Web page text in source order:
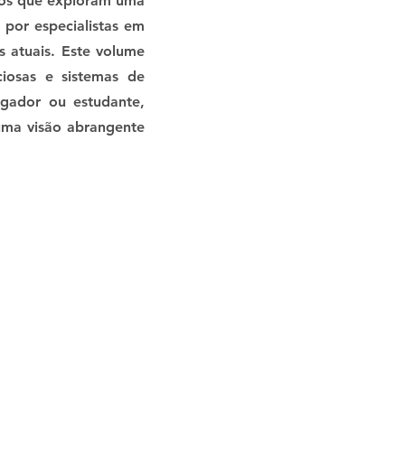
especialistas em
atuais. Este volume
e sistemas de
ou estudante,
visão abrangente